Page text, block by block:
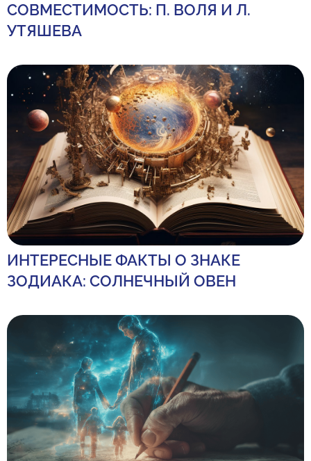
СОВМЕСТИМОСТЬ: П. ВОЛЯ И Л.
УТЯШЕВА
ИНТЕРЕСНЫЕ ФАКТЫ О ЗНАКЕ
ЗОДИАКА: СОЛНЕЧНЫЙ ОВЕН